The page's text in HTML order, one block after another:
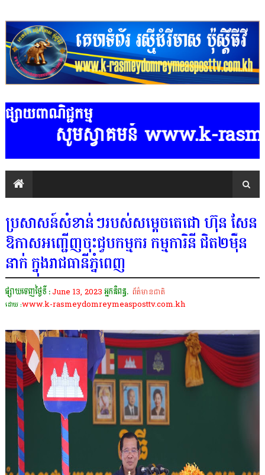
ផ្សាយពាណិជ្ជកម្ម
សូមស្វាគមន៍ www.k-
ប្រសាសន៍សំខាន់ៗរបស់សម្តេចតេជោ ហ៊ុន សែន
ឱកាសអញ្ជើញចុះជួបកម្មករ កម្មការិនី ជិត២ម៉ឺន
នាក់ ក្នុងរាជធានីភ្នំពេញ
ផ្សាយចេញថ្ងៃទី :June 13, 2023 អ្នកនិពន្ធ. ព័ត៌មានជាតិ
ដោយ :www.k-rasmeydomreymeasposttv.com.kh